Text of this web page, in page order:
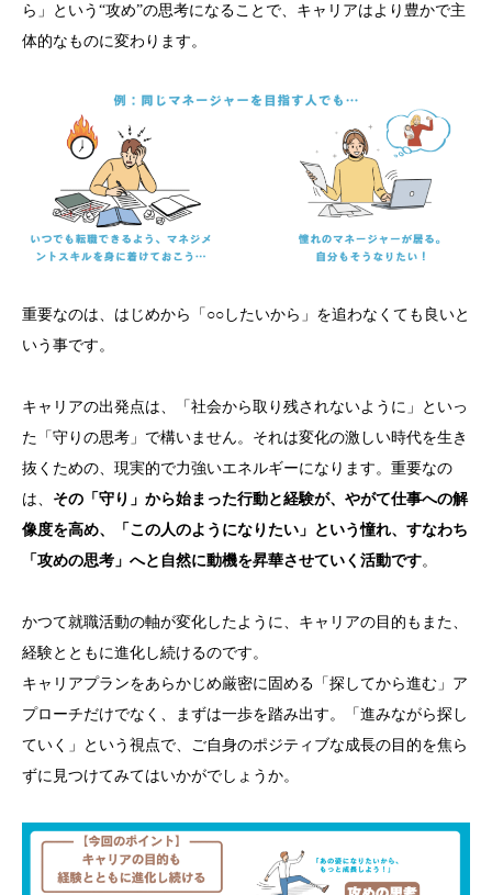
ら」という “攻め”の思考になることで、キャリアはより豊かで主
体的なものに変わります。
重要なのは、はじめから「○○したいから」を追わなくても良いと
いう事です。
キャリアの出発点は、「社会から取り残されないように」といっ
た「守りの思考」で構いません。それは変化の激しい時代を生き
抜くための、現実的で力強いエネルギーになります。重要なの
は、 その「守り」から始まった行動と経験が、やがて仕事への解
像度を高め、「この人のようになりたい」という憧れ、すなわち
「攻めの思考」へと自然に動機を昇華させていく活動です。
かつて就職活動の軸が変化したように、キャリアの目的もまた、
経験とともに進化し続けるのです。
キャリアプランをあらかじめ厳密に固める「探してから進む」ア
プローチだけでなく、まずは一歩を踏み出す。「進みながら探し
ていく」という視点で、ご自身のポジティブな成長の目的を焦ら
ずに見つけてみてはいかがでしょうか。